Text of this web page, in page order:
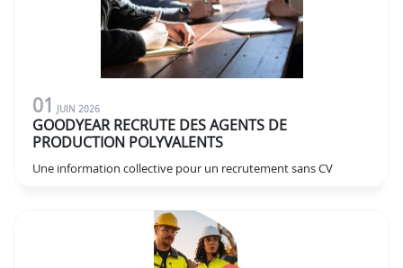
01 JUIN 2026
GOODYEAR RECRUTE DES AGENTS DE
PRODUCTION POLYVALENTS
Une information collective pour un recrutement sans CV